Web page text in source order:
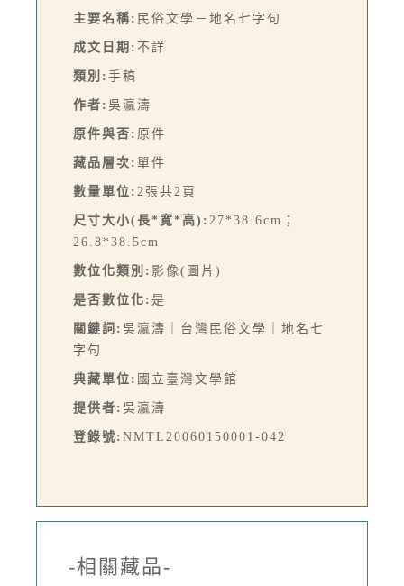
主要名稱: 民俗文學－地名七字句
成文日期: 不詳
類別: 手稿
作者: 吳瀛濤
原件與否: 原件
藏品層次: 單件
數量單位: 2張共2頁
尺寸大小(長*寬*高): 27*38.6cm；
26.8*38.5cm
數位化類別: 影像(圖片)
是否數位化: 是
關鍵詞: 吳瀛濤｜台灣民俗文學｜地名七
字句
典藏單位: 國立臺灣文學館
提供者: 吳瀛濤
登錄號: NMTL20060150001-042
-相關藏品-